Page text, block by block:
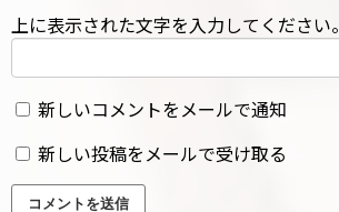
上に表示された文字を入力してください。
新しいコメントをメールで通知
新しい投稿をメールで受け取る